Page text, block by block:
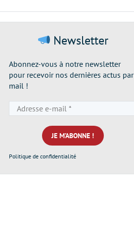
Newsletter
Abonnez-vous à notre newsletter
pour recevoir nos dernières actus par
mail !
e-
mail
*
Politique de confidentialité